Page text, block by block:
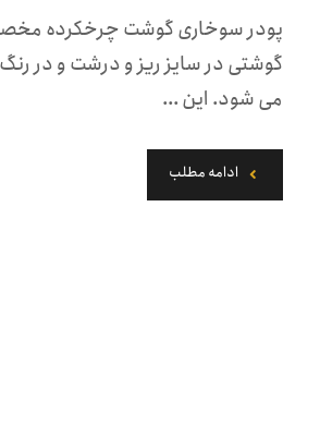
پودر سوخاری گوشت چرخکرده
گوشتی در سایز ریز و درشت و در
می شود. این ...
ادامه مطلب